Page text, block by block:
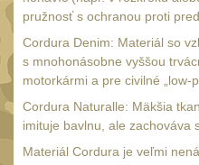
Prilby 4
Opasky
Chrániče 10
Nášivky
Ponča a pláštěnky11
pružnosť s ochranou proti
Cordura Denim: Materiál so
s mnohonásobne vyššou
motorkármi a pre civilné „low-
Cordura Naturalle: Mäkšia
imituje bavlnu, ale zachováva
Materiál Cordura je veľmi